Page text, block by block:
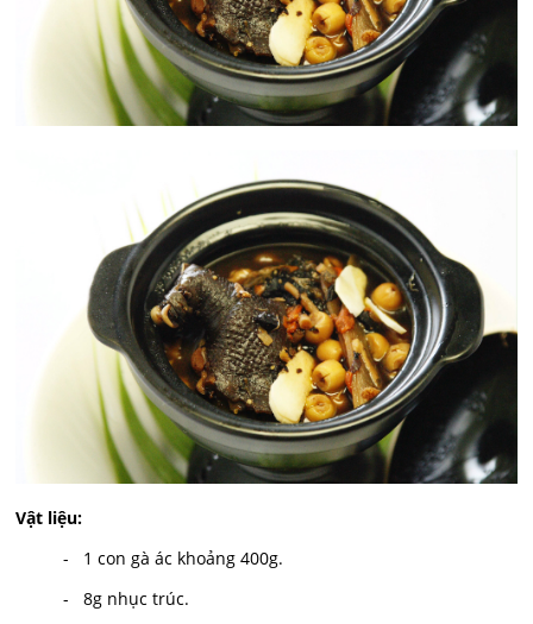
Vật liệu:
- 1 con gà ác khoảng 400g.
- 8g nhục trúc.